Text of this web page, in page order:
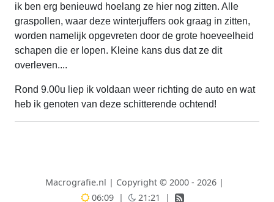
ik ben erg benieuwd hoelang ze hier nog zitten. Alle
graspollen, waar deze winterjuffers ook graag in zitten,
worden namelijk opgevreten door de grote hoeveelheid
schapen die er lopen. Kleine kans dus dat ze dit
overleven....
Rond 9.00u liep ik voldaan weer richting de auto en wat
heb ik genoten van deze schitterende ochtend!
Macrografie.nl | Copyright © 2000 - 2026 |
06:09
| 21:21 |